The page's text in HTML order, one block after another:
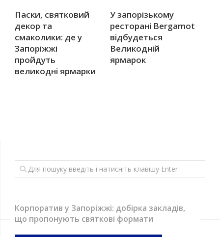
Паски, святковий
декор та
смаколики: де у
Запоріжжі
пройдуть
великодні ярмарки
У запорізькому
ресторані Bergamot
відбудеться
Великодній
ярмарок
Корпоратив у Запоріжжі: добірка закладів,
що пропонують святкові формати